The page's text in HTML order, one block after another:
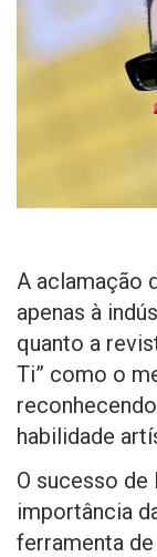
A aclamação
apenas à
quanto a
Ti” como o
habilidade
O sucesso de
importância
ferramenta